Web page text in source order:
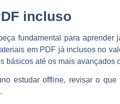
incluso
fundamental para aprender
em PDF já inclusos no
básicos até os mais avançados
estudar offline, revisar o
.